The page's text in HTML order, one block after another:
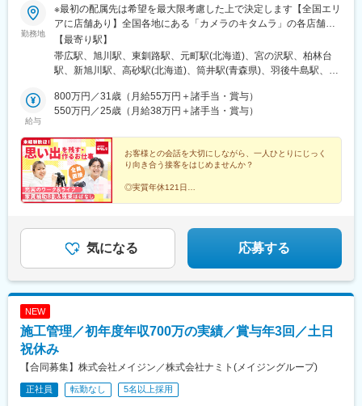
栗郷台地駅、常陸多賀駅、下曽根駅、富士駅、後藤駅、浦添前田
駅、富士山駅、長浜駅、横手駅、東酒田駅、美濃川合駅、香春
駅、新栃木駅、加太駅(和歌山県)、羽犬塚駅、下北駅、玉造温泉
駅、川村駅、八代駅、今治駅、高山駅、新居浜駅、成田駅、出雲
市駅、新茂原駅、川間駅、櫛ケ浜駅、岩屋駅(兵庫県)、宇都宮駅、
井駅(青森県)、太子堂駅、仙北町駅、狭山ケ丘駅、酒折駅、庭瀬
駅、蓮ケ池駅、御門台駅、西掛川駅、中野栄駅、大分駅、南福島
駅、新石切駅、朝倉駅前駅、赤塚駅、美濃青柳駅、居能駅、運動
公園前駅(愛知県)、平田駅(長野県)、高崎駅、東釧路駅、藤枝駅、
敦賀駅、川内駅(鹿児島県)、高茶屋駅、豊川駅、美園駅、古島駅、
卸町駅(宮城県)、八乙女駅、はなみずき通駅、勝田駅、新大宮駅、
福島学院前駅、門戸厄神駅、市民病院前駅(富山県)、多治見駅、絹
大村駅(長崎県)、西新発田駅、小松駅、虹ノ松原駅、御幸橋駅、新
潟駅、新栄町駅(福岡県)、八幡駅(福岡県)、春日原駅、白石駅(札幌
市営)、岐阜駅、西宮駅、郡山駅(福島県)、久留米高校前駅、沼津
駅、東金井駅、宮崎神宮駅、東刈谷駅、今井駅、中島駅(愛知県)、
鹿島神宮駅、新宮中央駅、電鉄黒部駅、次郎丸駅、長沼駅(静岡
ひこね芹川駅、熊西駅、電鉄出雲市駅、灘駅、杁ケ池公園駅、広
電本社前駅、さくら夙川駅、南荒子駅、脇田駅、押野駅、春日野
道駅(阪神線)
勤務地
※最初の配属先は希望を最大限考慮した上で決定します【全国エリ
アに店舗あり】全国各地にある「カメラのキタムラ」の各店舗へ
配属となります。※転勤あり★「家賃8割補助」「引越し費用全額
負担」など、転勤の負担が少なくなるサポートをしっかりとご用
意しています。★自動車通勤可（店舗による）・駐車場あり（店
https://sss.kitamura.jp/※下記に記載の【勤務地一覧】住所につきま
しては、全国の拠点から一部抜粋したものになります※受動喫煙対
【最寄り駅】
帯広駅、旭川駅、東釧路駅、元町駅(北海道)、宮の沢駅、柏林台
駅、新旭川駅、高砂駅(北海道)、筒井駅(青森県)、羽後牛島駅、土
駅、酒田駅、羽前千歳駅、福島駅(福島県)、いわき駅、郡山駅(福
島県)、古津駅、春日山駅、東柏崎駅、西新発田駅、西大島駅、光
寺駅、町田駅、三鷹駅、田無駅、小田急多摩センター駅、東大和
市駅、清瀬駅、池袋駅、北千住駅、有楽町駅、自由が丘駅、新日
本橋駅、たまプラーザ駅、京急川崎駅、武蔵溝ノ口駅、鴨居駅、
川崎駅、武蔵小杉駅、東神奈川駅、横浜駅、瀬谷駅、橋本駅(神奈
川県)、本厚木駅、海老名駅(相鉄・小田急)、辻堂駅、平塚駅、鴨
駅、五井駅、茂原駅、千葉ニュータウン中央駅、八千代台駅、ち
はら台駅、都賀駅、松戸駅、北国分駅、新津田沼駅、柏の葉キャ
仁田駅、掛川駅、助信駅、草薙駅(静岡鉄道線)、磐田駅、沼津駅、
寺本駅、南栄駅、徳重駅、印場駅、北岡崎駅、西尾駅、成岩駅、
新上挙母駅、南安城駅、上社駅、今伊勢駅、小牧口駅、桐原駅(長
市駅、白子駅、名張駅、平田町駅、高山駅、岐阜駅、蘇原駅、南
給与
800万円／31歳（月給55万円＋諸手当・賞与）
550万円／25歳（月給38万円＋諸手当・賞与）
お客様との会話を大切にしながら、一人ひとりにじっく
り向き合う接客をはじめませんか？
◎実質年休121日
◎有休取得率95.5％
◎産休・育休取得実績多数
気になる 応募する
NEW
施工管理／初年度年収700万の実績／賞与年3回／土日
祝休み
【合同募集】株式会社メイジン／株式会社ナミト(メイジングループ)
正社員 転勤なし 5名以上採用